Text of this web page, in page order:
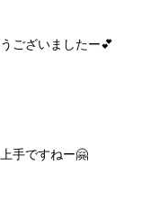
ございましたー💕
手ですねー🤗